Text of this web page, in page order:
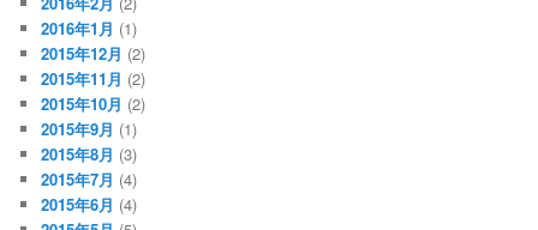
2016年1月 (1)
2015年12月 (2)
2015年11月 (2)
2015年10月 (2)
2015年9月 (1)
2015年8月 (3)
2015年7月 (4)
2015年6月 (4)